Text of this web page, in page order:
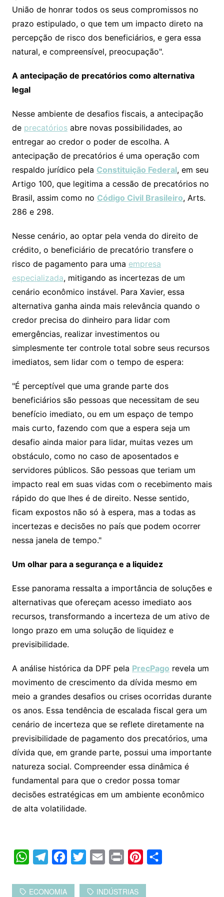
União de honrar todos os seus compromissos no
prazo estipulado, o que tem um impacto direto na
percepção de risco dos beneficiários, e gera essa
natural, e compreensível, preocupação".
A antecipação de precatórios como alternativa
legal
Nesse ambiente de desafios fiscais, a antecipação
de precatóriosabre novas possibilidades, ao
entregar ao credor o poder de escolha. A
antecipação de precatórios é uma operação com
respaldo jurídico pela Constituição Federal, em seu
Artigo 100, que legitima a cessão de precatórios no
Brasil, assim como no Código Civil Brasileiro, Arts.
286 e 298.
Nesse cenário, ao optar pela venda do direito de
crédito, o beneficiário de precatório transfere o
risco de pagamento para uma empresa
especializada, mitigando as incertezas de um
cenário econômico instável. Para Xavier, essa
alternativa ganha ainda mais relevância quando o
credor precisa do dinheiro para lidar com
emergências, realizar investimentos ou
simplesmente ter controle total sobre seus recursos
imediatos, sem lidar com o tempo de espera:
"É perceptível que uma grande parte dos
beneficiários são pessoas que necessitam de seu
benefício imediato, ou em um espaço de tempo
mais curto, fazendo com que a espera seja um
desafio ainda maior para lidar, muitas vezes um
obstáculo, como no caso de aposentados e
servidores públicos. São pessoas que teriam um
impacto real em suas vidas com o recebimento mais
rápido do que lhes é de direito. Nesse sentido,
ficam expostos não só à espera, mas a todas as
incertezas e decisões no país que podem ocorrer
nessa janela de tempo."
Um olhar para a segurança e a liquidez
Esse panorama ressalta a importância de soluções e
alternativas que ofereçam acesso imediato aos
recursos, transformando a incerteza de um ativo de
longo prazo em uma solução de liquidez e
previsibilidade.
A análise histórica da DPF pela PrecPago revela um
movimento de crescimento da dívida mesmo em
meio a grandes desafios ou crises ocorridas durante
os anos. Essa tendência de escalada fiscal gera um
cenário de incerteza que se reflete diretamente na
previsibilidade de pagamento dos precatórios, uma
dívida que, em grande parte, possui uma importante
natureza social. Compreender essa dinâmica é
fundamental para que o credor possa tomar
decisões estratégicas em um ambiente econômico
de alta volatilidade.
W
a
l
c
i
a
i
n
ECONOMIA INDÚSTRIAS